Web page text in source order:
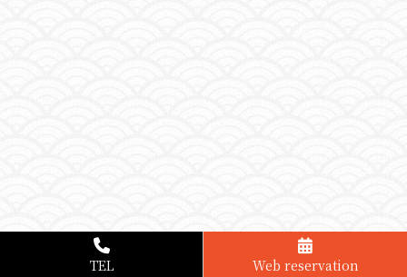
TEL Web reservation